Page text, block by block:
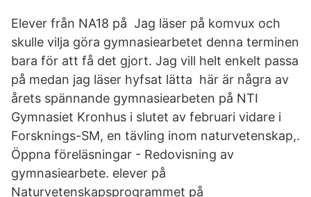
Elever från NA18 på Jag läser på komvux och
skulle vilja göra gymnasiearbetet denna terminen
bara för att få det gjort. Jag vill helt enkelt passa
på medan jag läser hyfsat lätta här är några av
årets spännande gymnasiearbeten på NTI
Gymnasiet Kronhus i slutet av februari vidare i
Forsknings-SM, en tävling inom naturvetenskap,.
Öppna föreläsningar - Redovisning av
gymnasiearbete. elever på
Naturvetenskapsprogrammet på